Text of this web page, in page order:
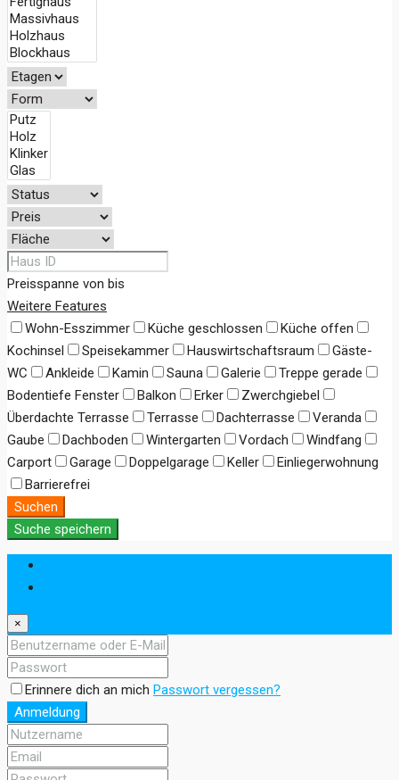
Preisspanne von bis
Weitere Features
Wohn-Esszimmer
Küche geschlossen
Küche offen
Kochinsel
Speisekammer Hauswirtschaftsraum
Gäste-
WC
Ankleide Kamin Sauna Galerie
Treppe gerade
Bodentiefe Fenster
Balkon Erker
Zwerchgiebel
Überdachte Terrasse
Terrasse Dachterrasse
Veranda
Gaube
Dachboden Wintergarten Vordach
Windfang
Carport
Garage Doppelgarage Keller
Einliegerwohnung
Barrierefrei
Suchen
Suche speichern
×
Erinnere dich an mich Passwort vergessen?
Anmeldung